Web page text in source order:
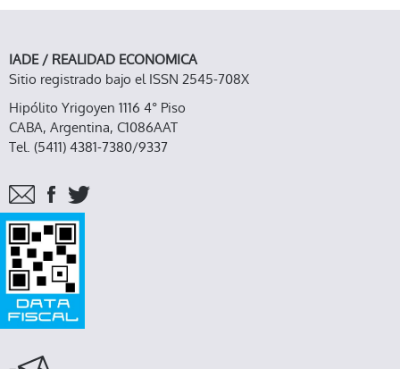
IADE / REALIDAD ECONOMICA
Sitio registrado bajo el ISSN 2545-708X
Hipólito Yrigoyen 1116 4° Piso
CABA, Argentina, C1086AAT
Tel. (5411) 4381-7380/9337